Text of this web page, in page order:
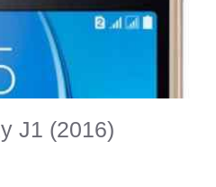
J1 (2016)